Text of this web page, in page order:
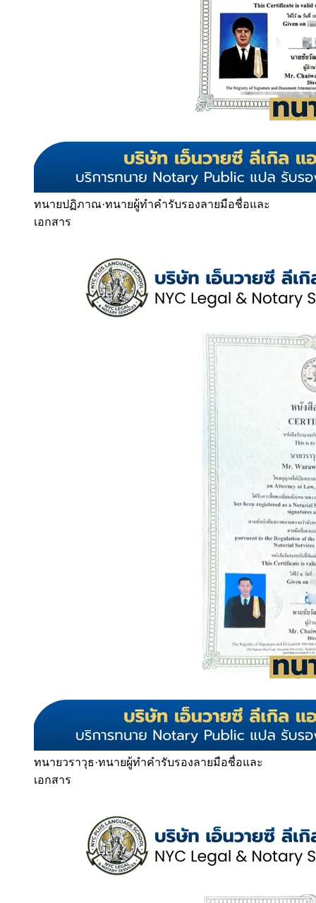
ทนายปฏิภาณ·ทนายผู้ทำคำรับรองลายมือชื่อและ
เอกสาร
ทนายวราวุธ·ทนายผู้ทำคำรับรองลายมือชื่อและ
เอกสาร